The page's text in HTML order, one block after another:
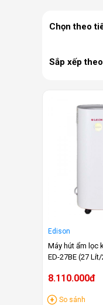
Chọn theo
Sắp xếp
Edison
Máy hút ẩm lọc
ED-27BE (27
8.110.000đ
So sánh